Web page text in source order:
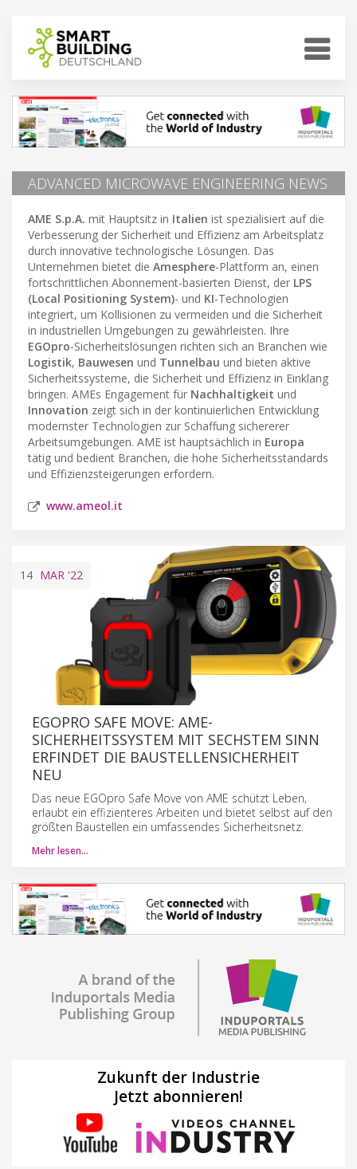
ADVANCED MICROWAVE ENGINEERING NEWS
AME S.p.A. mit Hauptsitz in Italien ist spezialisiert auf die
Verbesserung der Sicherheit und Effizienz am Arbeitsplatz
durch innovative technologische Lösungen. Das
Unternehmen bietet die Amesphere-Plattform an, einen
fortschrittlichen Abonnement-basierten Dienst, der LPS
(Local Positioning System)- und KI-Technologien
integriert, um Kollisionen zu vermeiden und die Sicherheit
in industriellen Umgebungen zu gewährleisten. Ihre
EGOpro-Sicherheitslösungen richten sich an Branchen wie
Logistik, Bauwesen und Tunnelbau und bieten aktive
Sicherheitssysteme, die Sicherheit und Effizienz in Einklang
bringen. AMEs Engagement für Nachhaltigkeit und
Innovation zeigt sich in der kontinuierlichen Entwicklung
modernster Technologien zur Schaffung sichererer
Arbeitsumgebungen. AME ist hauptsächlich in Europa
tätig und bedient Branchen, die hohe Sicherheitsstandards
und Effizienzsteigerungen erfordern.
www.ameol.it
14 MAR '22
EGOPRO SAFE MOVE: AME-
SICHERHEITSSYSTEM MIT SECHSTEM SINN
ERFINDET DIE BAUSTELLENSICHERHEIT
NEU
Das neue EGOpro Safe Move von AME schützt Leben,
erlaubt ein effizienteres Arbeiten und bietet selbst auf den
größten Baustellen ein umfassendes Sicherheitsnetz.
Mehr lesen…
Zukunft der Industrie
Jetzt abonnieren!